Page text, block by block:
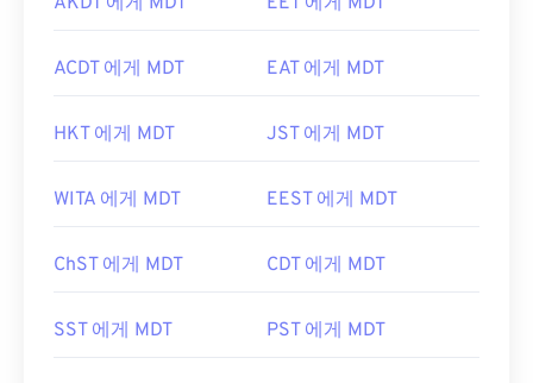
ACDT 에게 MDT EAT 에게 MDT
HKT 에게 MDT JST 에게 MDT
WITA 에게 MDT EEST 에게 MDT
ChST 에게 MDT CDT 에게 MDT
SST 에게 MDT PST 에게 MDT